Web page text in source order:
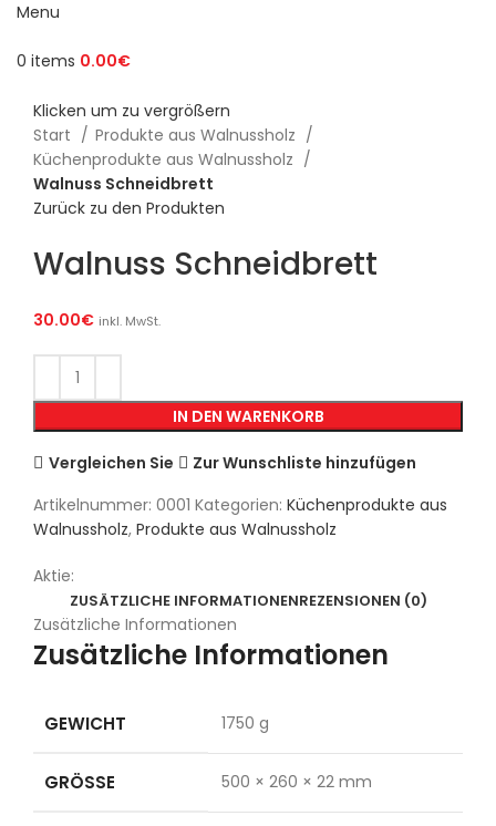
Menu
0 items 0.00€
Klicken um zu vergrößern
Start
Produkte aus Walnussholz
Küchenprodukte aus Walnussholz
Walnuss Schneidbrett
Zurück zu den Produkten
Walnuss Schneidbrett
30.00€ inkl. MwSt.
IN DEN WARENKORB
Vergleichen Sie
Zur Wunschliste hinzufügen
Artikelnummer: 0001 Kategorien: Küchenprodukte aus
Walnussholz, Produkte aus Walnussholz
Aktie:
ZUSÄTZLICHE INFORMATIONENREZENSIONEN (0)
Zusätzliche Informationen
Zusätzliche Informationen
GEWICHT 1750 g
GRÖSSE 500 × 260 × 22 mm